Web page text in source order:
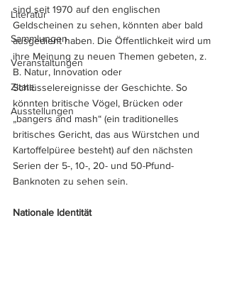
Literatur
Sammlungen
Veranstaltungen
Zitate
Ausstellungen
sind seit 1970 auf den englischen
Geldscheinen zu sehen, könnten aber bald
ausgedient haben. Die Öffentlichkeit wird um
ihre Meinung zu neuen Themen gebeten, z.
B. Natur, Innovation oder
Schlüsselereignisse der Geschichte. So
könnten britische Vögel, Brücken oder
„bangers and mash“ (ein traditionelles
britisches Gericht, das aus Würstchen und
Kartoffelpüree besteht) auf den nächsten
Serien der 5-, 10-, 20- und 50-Pfund-
Banknoten zu sehen sein.
Nationale Identität